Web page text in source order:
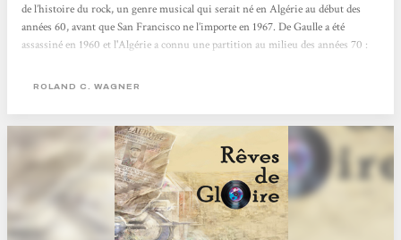
de l’histoire du rock, un genre musical qui serait né en Algérie au début des
années 60, avant que San Francisco ne l’importe en 1967. De Gaulle a été
assassiné en 1960 et l'Algérie a connu une partition au milieu des années 70 :
et un collectionneur de disques, spécialiste du "rock psychodélique", évoque ses
ROLAND C. WAGNER